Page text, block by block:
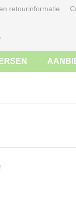
retourinformatie